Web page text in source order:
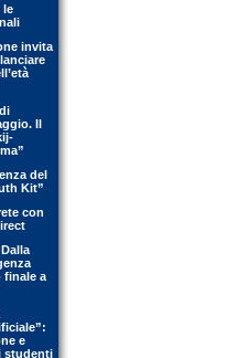
le
invita
Il
del
Kit”
con
finale a
e
studenti